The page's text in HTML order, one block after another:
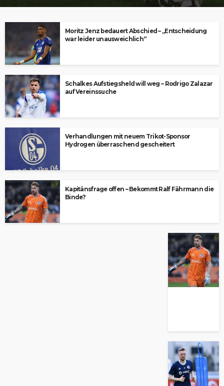
Moritz Jenz bedauert Abschied – „Entscheidung
war leider unausweichlich“
Schalkes Aufstiegsheld will weg – Rodrigo Zalazar
auf Vereinssuche
Verhandlungen mit neuem Trikot-Sponsor
Hydrogen überraschend gescheitert
Kapitänsfrage offen – Bekommt Ralf Fährmann die
Binde?